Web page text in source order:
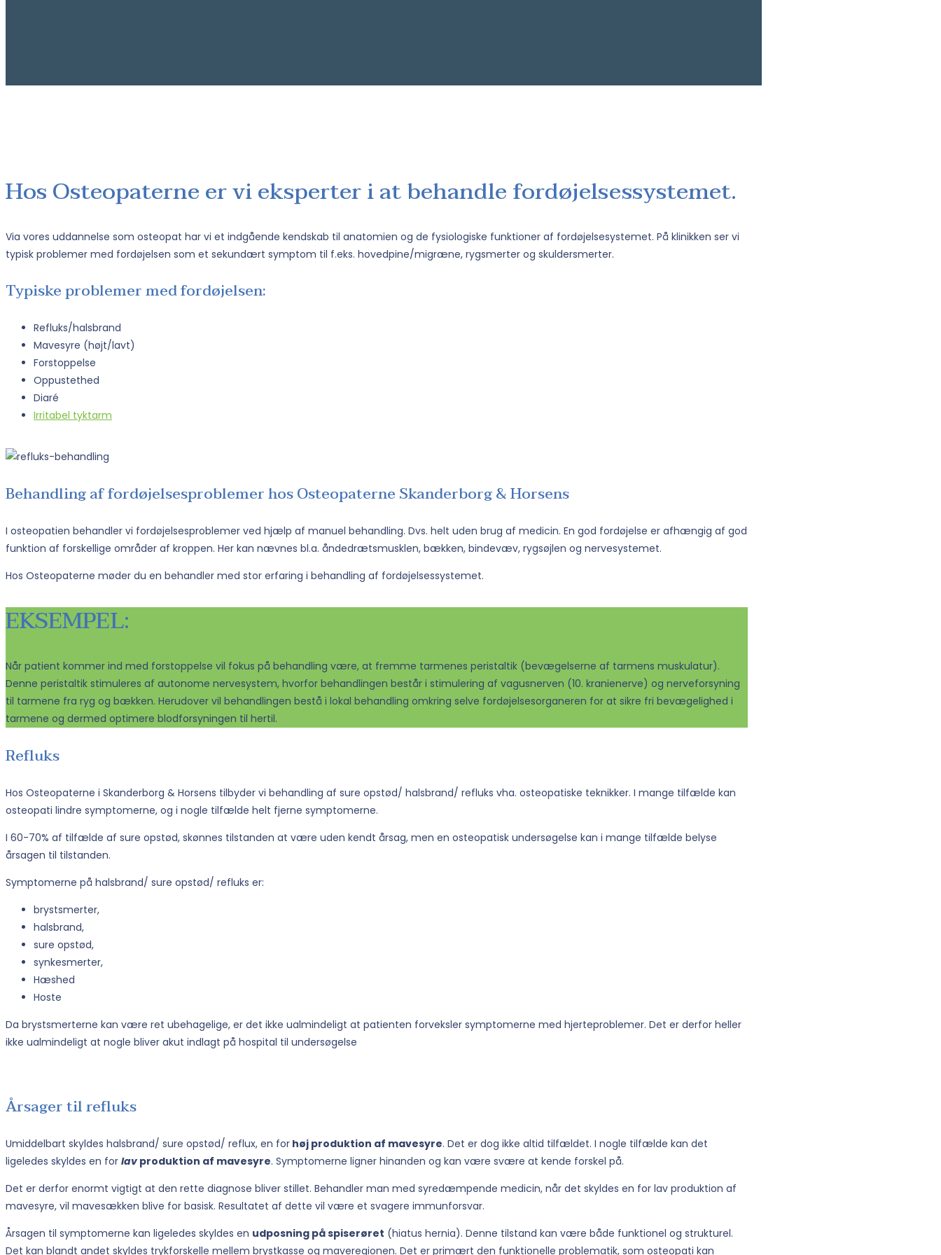
Hos Osteopaterne er vi eksperter i at behandle fordøjelsessystemet.
Via vores uddannelse som osteopat har vi et indgående kendskab til anatomien og de fysiologiske funktioner af fordøjelsesystemet. På klinikken ser vi
typisk problemer med fordøjelsen som et sekundært symptom til f.eks. hovedpine/migræne, rygsmerter og skuldersmerter.
Typiske problemer med fordøjelsen:
Refluks/halsbrand
Mavesyre (højt/lavt)
Forstoppelse
Oppustethed
Diaré
Irritabel tyktarm
Behandling af fordøjelsesproblemer hos Osteopaterne Skanderborg & Horsens
I osteopatien behandler vi fordøjelsesproblemer ved hjælp af manuel behandling. Dvs. helt uden brug af medicin. En god fordøjelse er afhængig af god
funktion af forskellige områder af kroppen. Her kan nævnes bl.a. åndedrætsmusklen, bækken, bindevæv, rygsøjlen og nervesystemet.
Hos Osteopaterne møder du en behandler med stor erfaring i behandling af fordøjelsessystemet.
EKSEMPEL:
Når patient kommer ind med forstoppelse vil fokus på behandling være, at fremme tarmenes peristaltik (bevægelserne af tarmens muskulatur).
Denne peristaltik stimuleres af autonome nervesystem, hvorfor behandlingen består i stimulering af vagusnerven (10. kranienerve) og nerveforsyning
til tarmene fra ryg og bækken. Herudover vil behandlingen bestå i lokal behandling omkring selve fordøjelsesorganeren for at sikre fri bevægelighed i
tarmene og dermed optimere blodforsyningen til hertil.
Refluks
Hos Osteopaterne i Skanderborg & Horsens tilbyder vi behandling af sure opstød/ halsbrand/ refluks vha. osteopatiske teknikker. I mange tilfælde kan
osteopati lindre symptomerne, og i nogle tilfælde helt fjerne symptomerne.
I 60-70% af tilfælde af sure opstød, skønnes tilstanden at være uden kendt årsag, men en osteopatisk undersøgelse kan i mange tilfælde belyse
årsagen til tilstanden.
Symptomerne på halsbrand/ sure opstød/ refluks er:
brystsmerter,
halsbrand,
sure opstød,
synkesmerter,
Hæshed
Hoste
Da brystsmerterne kan være ret ubehagelige, er det ikke ualmindeligt at patienten forveksler symptomerne med hjerteproblemer. Det er derfor heller
ikke ualmindeligt at nogle bliver akut indlagt på hospital til undersøgelse
Årsager til refluks
Umiddelbart skyldes halsbrand/ sure opstød/ reflux, en for høj produktion af mavesyre. Det er dog ikke altid tilfældet. I nogle tilfælde kan det
ligeledes skyldes en for lav produktion af mavesyre. Symptomerne ligner hinanden og kan være svære at kende forskel på.
Det er derfor enormt vigtigt at den rette diagnose bliver stillet. Behandler man med syredæmpende medicin, når det skyldes en for lav produktion af
mavesyre, vil mavesækken blive for basisk. Resultatet af dette vil være et svagere immunforsvar.
Årsagen til symptomerne kan ligeledes skyldes en udposning på spiserøret (hiatus hernia). Denne tilstand kan være både funktionel og strukturel.
Det kan blandt andet skyldes trykforskelle mellem brystkasse og maveregionen. Det er primært den funktionelle problematik, som osteopati kan